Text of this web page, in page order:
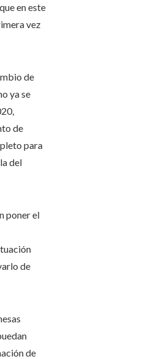
en este
vez
de
ya se
de
para
del
poner el
de
de